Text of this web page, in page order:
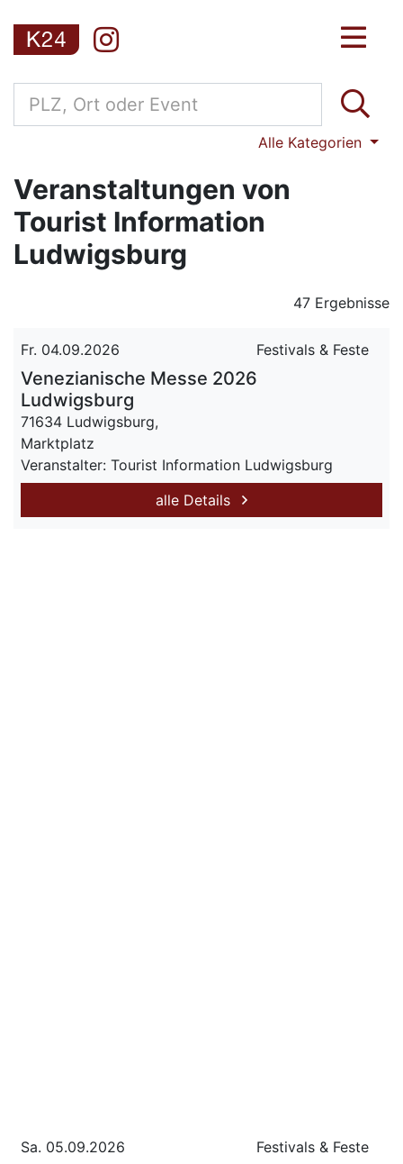
Alle Kategorien
Veranstaltungen von
Tourist Information
Ludwigsburg
47 Ergebnisse
Fr. 04.09.2026 Festivals & Feste
Venezianische Messe 2026
Ludwigsburg
71634 Ludwigsburg,
Marktplatz
Veranstalter: Tourist Information Ludwigsburg
alle Details
Sa. 05.09.2026 Festivals & Feste